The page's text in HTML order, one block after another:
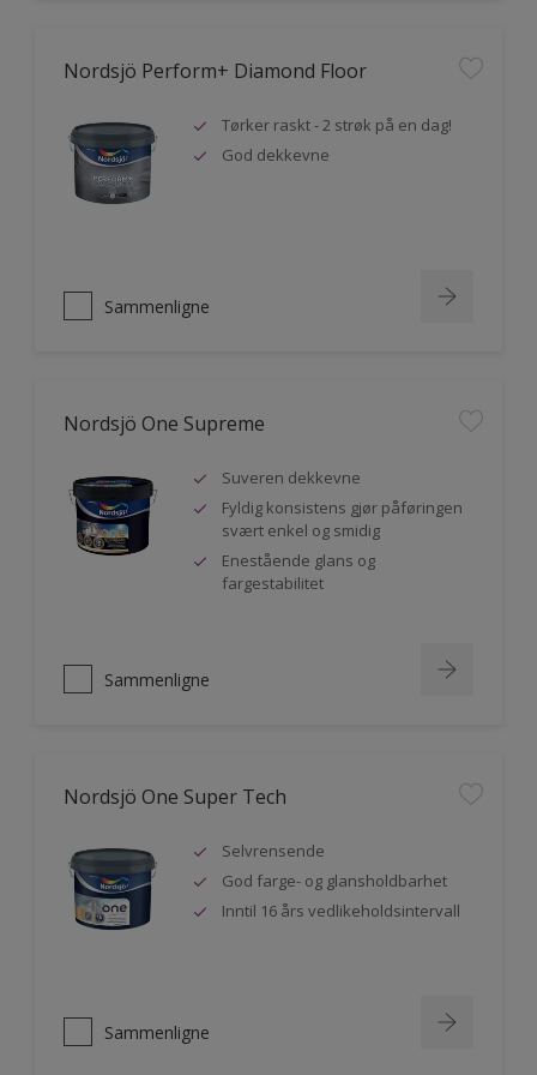
Nordsjö Perform+ Diamond Floor
Tørker raskt - 2 strøk på en dag!
God dekkevne
Sammenligne
Nordsjö One Supreme
Suveren dekkevne
Fyldig konsistens gjør påføringen
svært enkel og smidig
Enestående glans og
fargestabilitet
Sammenligne
Nordsjö One Super Tech
Selvrensende
God farge- og glansholdbarhet
Inntil 16 års vedlikeholdsintervall
Sammenligne